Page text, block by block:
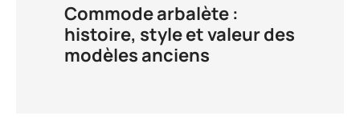
Commode arbalète :
histoire, style et valeur des
modèles anciens